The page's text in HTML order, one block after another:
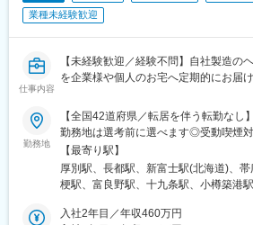
業種未経験歓迎
仕事内容
【未経験歓迎／経験不問】自社製造の
を企業様や個人のお宅へ定期的にお届
勤務地
【全国42道府県／転居を伴う転勤な
勤務地は選考前に選べます◎受動喫煙
ンライン面接実施中■北海道・東北北海
形／福島■関東茨城／栃木／群馬／神
信越新潟／富山／石川／福井／長野／
広島／島根／岡山／山口／徳島／愛媛
【最寄り駅】
厚別駅、長都駅、新富士駅(北海道)、
梗駅、富良野駅、十九条駅、小樽築港
鹿島神宮駅、大宝駅、土浦駅、後台駅
入社2年目／年収460万円